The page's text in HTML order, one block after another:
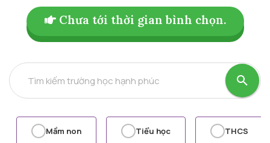
Chưa tới thời gian bình chọn.
Tìm kiếm trường học hạnh phúc
Mầm non Tiểu học THCS